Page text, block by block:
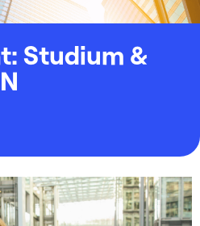
Studium &